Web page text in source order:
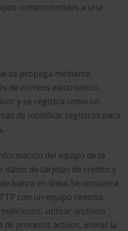
comprometidos a una
se propaga mediante
de correos electrónicos.
y se registra como un
de modificar registros para
.
del equipo de la
datos de tarjetas de crédito y
banca en línea. Se comunica
con un equipo remoto
utilizar archivos
de procesos activos, enviar la